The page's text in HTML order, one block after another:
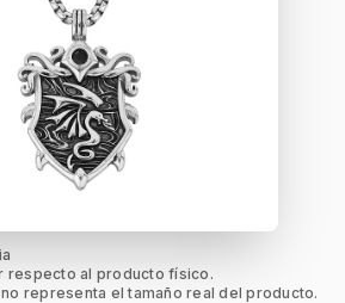
respecto al producto físico.
representa el tamaño real del producto.